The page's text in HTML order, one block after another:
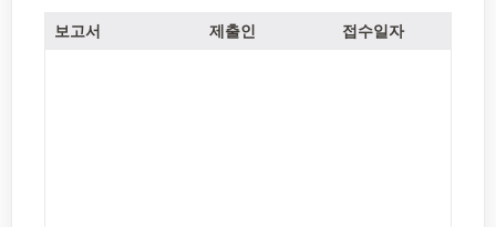
보고서 제출인 접수일자